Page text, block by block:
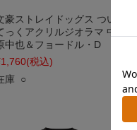
豪ストレイドッグス つい
っくアクリルジオラマ 中
中也＆フョードル・D
(税込)
庫 ○